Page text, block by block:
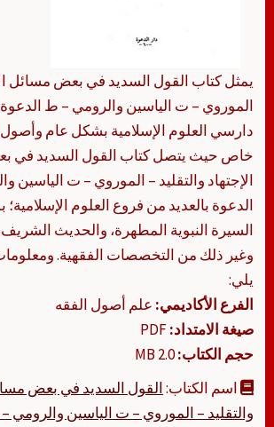
يمثل كتاب القول السديد في بعض مسائل
الموروي – ت الياسين والرومي – ط
دارسي العلوم الإسلامية بشكل عام
خاص حيث يتصل كتاب القول السديد في
الإجتهاد والتقليد – الموروي – ت الياسين
الدعوة بالعديد من فروع العلوم
السيرة النبوية المطهرة، والحديث
وغير ذلك من التخصصات الفقهية.
يلي:
الفرع الأكاديمي: علم أصول الفقه
صيغة الامتداد:
حجم الكتاب:2.0 MB
اسم الكتاب:القول السديد في بعض
والتقليد – الموروي – ت الياسين والرومي